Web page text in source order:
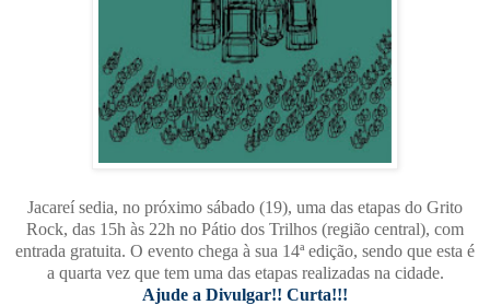
Jacareí sedia, no próximo sábado (19), uma das etapas do Grito
Rock, das 15h às 22h no Pátio dos Trilhos (região central), com
entrada gratuita. O evento chega à sua 14ª edição, sendo que esta é
a quarta vez que tem uma das etapas realizadas na cidade.
Ajude a Divulgar!! Curta!!!